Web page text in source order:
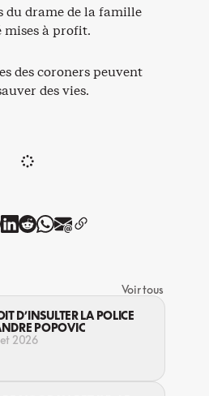
du drame de la famille
à profit.
des coroners peuvent
des vies.
Voir tous
D’INSULTER LA POLICE
POPOVIC
2026